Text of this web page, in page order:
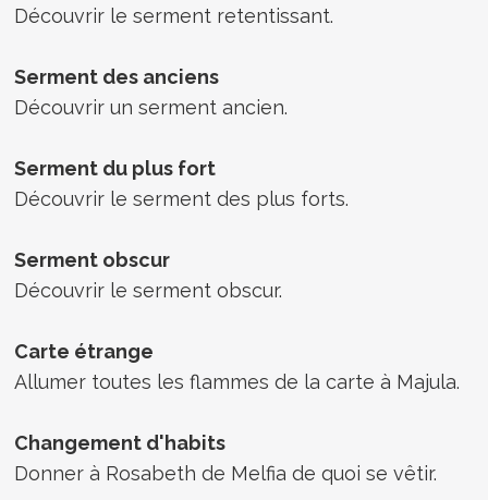
Découvrir le serment retentissant.
Serment des anciens
Découvrir un serment ancien.
Serment du plus fort
Découvrir le serment des plus forts.
Serment obscur
Découvrir le serment obscur.
Carte étrange
Allumer toutes les flammes de la carte à Majula.
Changement d'habits
Donner à Rosabeth de Melfia de quoi se vêtir.